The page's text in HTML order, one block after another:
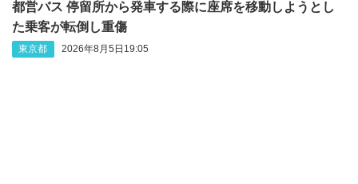
都営バス 停留所から発車する際に座席を移動しようとし
た乗客が転倒し重傷
東京都 2026年8月5日19:05